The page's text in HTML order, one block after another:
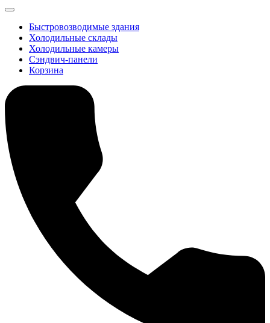
Быстровозводимые здания
Холодильные склады
Холодильные камеры
Сэндвич-панели
Корзина